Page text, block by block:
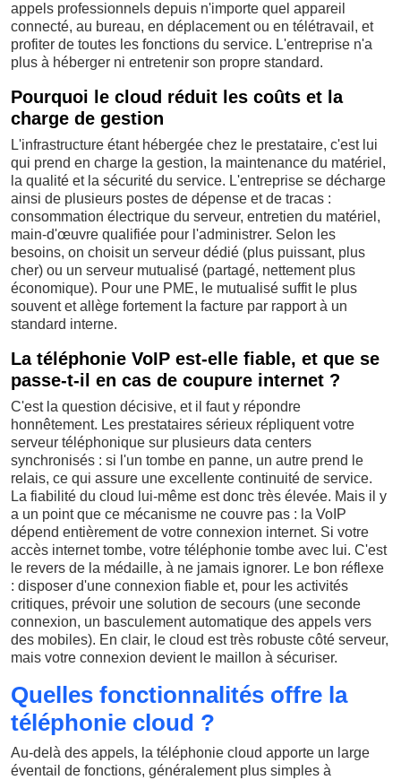
appels professionnels depuis n'importe quel appareil
connecté, au bureau, en déplacement ou en télétravail, et
profiter de toutes les fonctions du service. L'entreprise n'a
plus à héberger ni entretenir son propre standard.
Pourquoi le cloud réduit les coûts et la
charge de gestion
L'infrastructure étant hébergée chez le prestataire, c'est lui
qui prend en charge la gestion, la maintenance du matériel,
la qualité et la sécurité du service. L'entreprise se décharge
ainsi de plusieurs postes de dépense et de tracas :
consommation électrique du serveur, entretien du matériel,
main-d'œuvre qualifiée pour l'administrer. Selon les
besoins, on choisit un serveur dédié (plus puissant, plus
cher) ou un serveur mutualisé (partagé, nettement plus
économique). Pour une PME, le mutualisé suffit le plus
souvent et allège fortement la facture par rapport à un
standard interne.
La téléphonie VoIP est-elle fiable, et que se
passe-t-il en cas de coupure internet ?
C'est la question décisive, et il faut y répondre
honnêtement. Les prestataires sérieux répliquent votre
serveur téléphonique sur plusieurs data centers
synchronisés : si l'un tombe en panne, un autre prend le
relais, ce qui assure une excellente continuité de service.
La fiabilité du cloud lui-même est donc très élevée. Mais il y
a un point que ce mécanisme ne couvre pas : la VoIP
dépend entièrement de votre connexion internet. Si votre
accès internet tombe, votre téléphonie tombe avec lui. C'est
le revers de la médaille, à ne jamais ignorer. Le bon réflexe
: disposer d'une connexion fiable et, pour les activités
critiques, prévoir une solution de secours (une seconde
connexion, un basculement automatique des appels vers
des mobiles). En clair, le cloud est très robuste côté serveur,
mais votre connexion devient le maillon à sécuriser.
Quelles fonctionnalités offre la
téléphonie cloud ?
Au-delà des appels, la téléphonie cloud apporte un large
éventail de fonctions, généralement plus simples à